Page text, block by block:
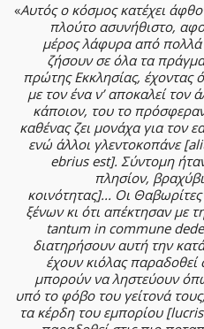
«Αυτός ο κόσμος κατέχει
πλούτο ασυνήθιστο,
μέρος λάφυρα από
ζήσουν σε όλα τα
πρώτης Εκκλησίας, έχοντας
με τον ένα ν’ αποκαλεί τον
κάποιον, του το
καθένας ζει μονάχα για τον
ενώ άλλοι γλεντοκοπάνε
ebrius est]. Σύντομη
πλησίον,
κοινότητας]... Οι
ξένων κι ότι απέκτησαν με
tantum in commune
διατηρήσουν αυτή την
έχουν κιόλας
μπορούν να ληστεύουν
υπό το φόβο του γείτονά
τα κέρδη του εμπορίου